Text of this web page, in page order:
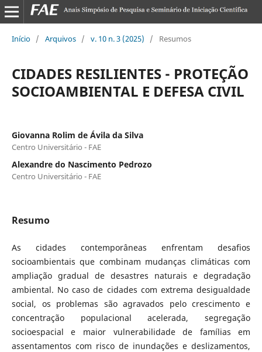
Início / Arquivos / v. 10 n. 3 (2025) / Resumos
CIDADES RESILIENTES - PROTEÇÃO
SOCIOAMBIENTAL E DEFESA CIVIL
Giovanna Rolim de Ávila da Silva
Centro Universitário - FAE
Alexandre do Nascimento Pedrozo
Centro Universitário - FAE
Resumo
As cidades contemporâneas enfrentam desafios
socioambientais que combinam mudanças climáticas com
ampliação gradual de desastres naturais e degradação
ambiental. No caso de cidades com extrema desigualdade
social, os problemas são agravados pelo crescimento e
concentração populacional acelerada, segregação
socioespacial e maior vulnerabilidade de famílias em
assentamentos com risco de inundações e deslizamentos,